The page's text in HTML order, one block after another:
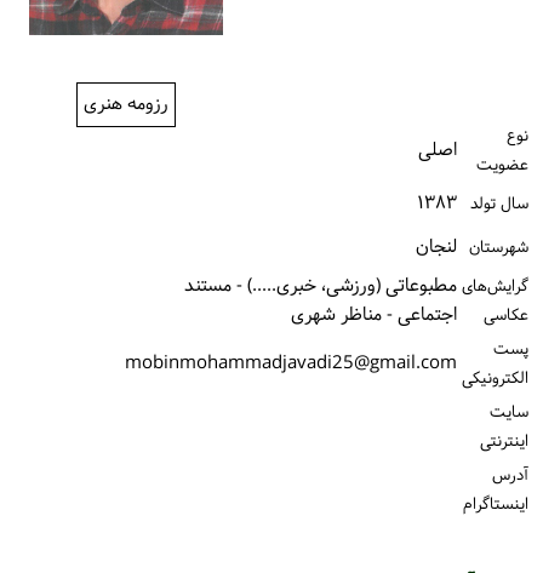
رزومه هنری
نوع
عضویت
اصلی
سال تولد ۱۳۸۳
شهرستان لنجان
گرایش‌های
عکاسی
مطبوعاتی (ورزشی، خبری.....) - مستند
اجتماعی - مناظر شهری
پست
الكترونیكی mobinmohammadjavadi25@gmail.com
سایت
اینترنتی
آدرس
اینستاگرام